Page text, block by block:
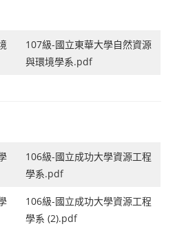
107級-國立東華大學自然資源
與環境學系.pdf
106級-國立成功大學資源工程
學系.pdf
106級-國立成功大學資源工程
學系 (2).pdf